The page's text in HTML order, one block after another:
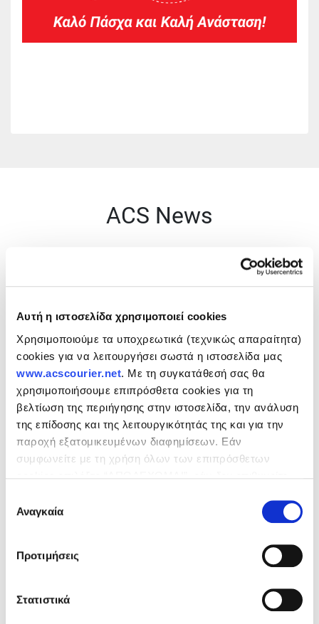
Αυτή η ιστοσελίδα χρησιμοποιεί cookies
Χρησιμοποιούμε τα υποχρεωτικά (τεχνικώς απαραίτητα)
cookies για να λειτουργήσει σωστά η ιστοσελίδα μας
www.acscourier.net. Με τη συγκατάθεσή σας θα
χρησιμοποιήσουμε επιπρόσθετα cookies για τη
βελτίωση της περιήγησης στην ιστοσελίδα, την ανάλυση
της επίδοσης και της λειτουργικότητάς της και για την
παροχή εξατομικευμένων διαφημίσεων. Εάν
συμφωνείτε με τη χρήση όλων των επιπρόσθετων
«ΔΕΝ ΑΠΟΔΕΧΟΜΑΙ». Eνημερωθείτε για την
Πολιτική
και τους διαφορετικούς τύπους cookies, καθώς
και τροποποιήστε τις προτιμήσεις σας (εκτός από τα
τεχνικώς απαραίτητα) επιλέγοντας τις επιθυμητές
συγκατάθεσης
Αναγκαία
Προτιμήσεις
Στατιστικά
ACS News
ACS: Among the